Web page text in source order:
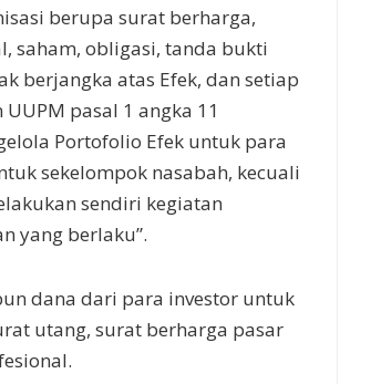
berupa surat berharga,
saham, obligasi, tanda bukti
berjangka atas Efek, dan setiap
pasal 1 angka 11
Portofolio Efek untuk para
sekelompok nasabah, kecuali
sendiri kegiatan
yang berlaku”.
dana dari para investor untuk
utang, surat berharga pasar